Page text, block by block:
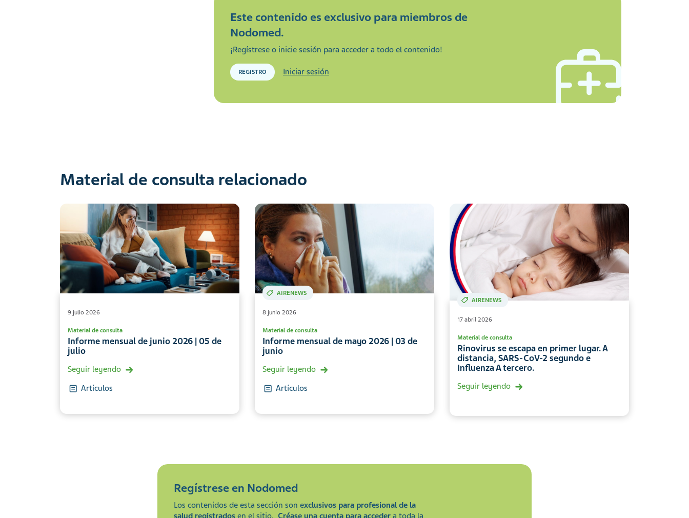
Este contenido es exclusivo para miembros de
Nodomed.
¡Regístrese o inicie sesión para acceder a todo el contenido!
REGISTRO Iniciar sesión
Material de consulta relacionado
9 julio 2026
Material de consulta
Informe mensual de junio 2026 | 05 de
julio
Seguir leyendo
Artículos
AIRENEWS
8 junio 2026
Material de consulta
Informe mensual de mayo 2026 | 03 de
junio
Seguir leyendo
Artículos
AIRENEWS
17 abril 2026
Material de consulta
Rinovirus se escapa en primer lugar. A
distancia, SARS-CoV-2 segundo e
Influenza A tercero.
Seguir leyendo
Regístrese en Nodomed
Los contenidos de esta sección son exclusivos para profesional de la